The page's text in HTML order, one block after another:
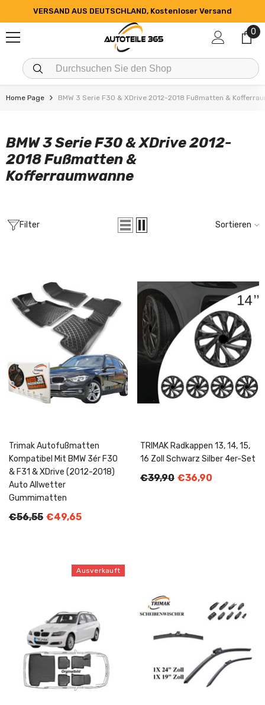
VERSAND AUS DEUTSCHLAND, Kostenloser Versand
0
0
Home Page BMW 3 Serie F30 & XDrive 2012-2018 Fußmatten &
BMW 3 Serie F30 & XDrive 2012-
2018 Fußmatten &
Kofferraumwanne
Filter Sortieren
Trimak Autofußmatten
Kompatibel Mit BMW 3ér F30
& F31 & XDrive (2012-2018)
Auto Allwetter
Gummimatten
€56,55 €49,65
TRIMAK Radkappen 13, 14, 15,
16 Zoll Schwarz Silber 4er-Set
€39,90 €36,90
Ausverkauft